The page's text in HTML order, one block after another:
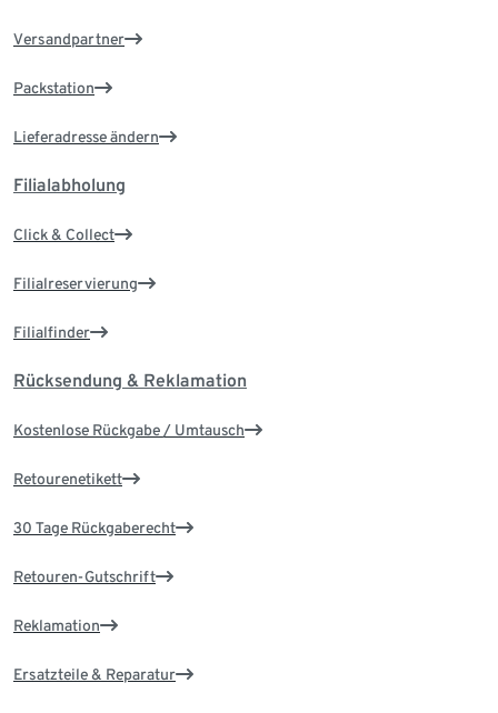
Versandpartner
Packstation
Lieferadresse ändern
Filialabholung
Click & Collect
Filialreservierung
Filialfinder
Rücksendung & Reklamation
Kostenlose Rückgabe / Umtausch
Retourenetikett
30 Tage Rückgaberecht
Retouren-Gutschrift
Reklamation
Ersatzteile & Reparatur